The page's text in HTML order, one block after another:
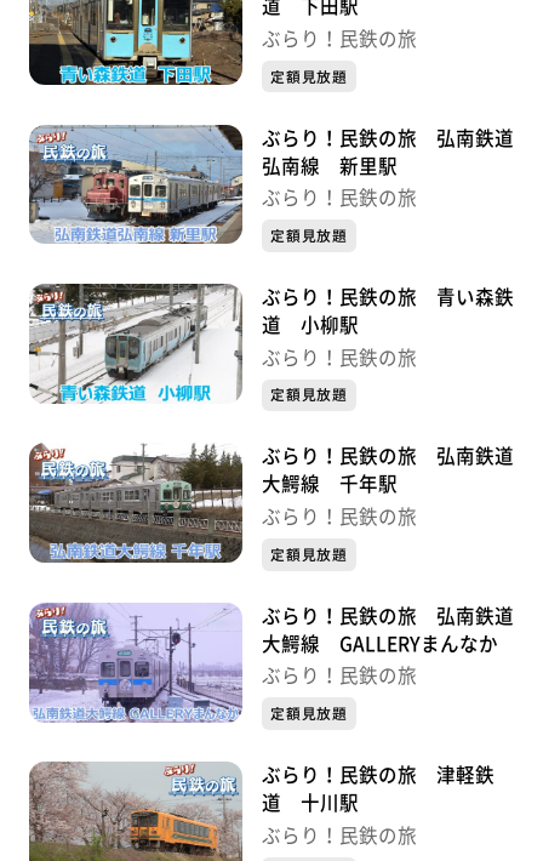
道 下田駅
ぶらり！民鉄の旅
定額見放題
ぶらり！民鉄の旅 弘南鉄道
弘南線 新里駅
ぶらり！民鉄の旅
定額見放題
ぶらり！民鉄の旅 青い森鉄
道 小柳駅
ぶらり！民鉄の旅
定額見放題
ぶらり！民鉄の旅 弘南鉄道
大鰐線 千年駅
ぶらり！民鉄の旅
定額見放題
ぶらり！民鉄の旅 弘南鉄道
大鰐線 GALLERYまんなか
ぶらり！民鉄の旅
定額見放題
ぶらり！民鉄の旅 津軽鉄
道 十川駅
ぶらり！民鉄の旅